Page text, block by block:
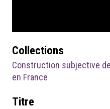
Collections
Construction subjective
en France
Titre